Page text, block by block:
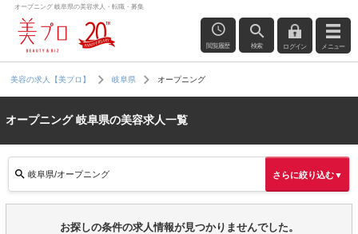
オープニング 岐阜県の美容求人・転職・募集
閲覧履歴 検索 ログイン メニュー
美容の求人【美プロ】 岐阜県 オープニング
オープニング 岐阜県の美容求人一覧
岐阜県/オープニング さらに絞り込む▼
お探しの条件の求人情報が見つかりませんでした。